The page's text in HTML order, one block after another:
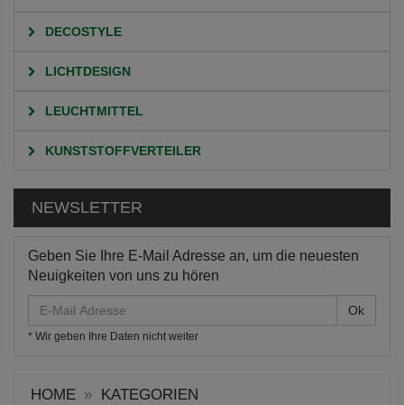
DECOSTYLE
LICHTDESIGN
LEUCHTMITTEL
KUNSTSTOFFVERTEILER
NEWSLETTER
Geben Sie Ihre E-Mail Adresse an, um die neuesten
Neuigkeiten von uns zu hören
Mail
Adresse
* Wir geben Ihre Daten nicht weiter
HOME
KATEGORIEN